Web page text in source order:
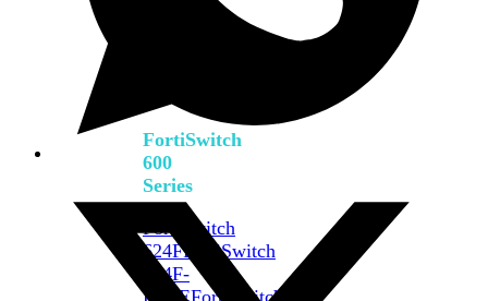
FortiSwitch
600
Series
FortiSwitch
624FFortiSwitch
624F-
FPOEFortiSwitch